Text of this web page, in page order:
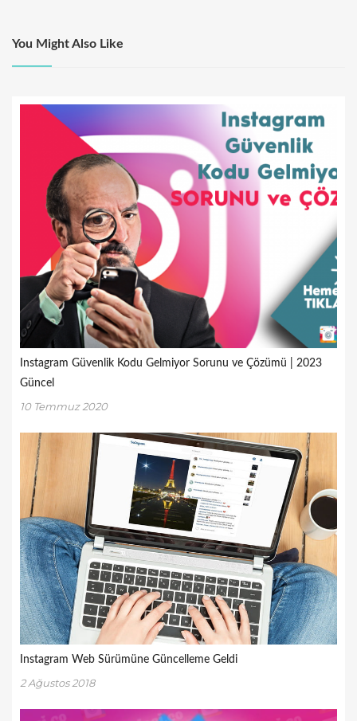
You Might Also Like
Instagram Güvenlik Kodu Gelmiyor Sorunu ve Çözümü | 2023
Güncel
10 Temmuz 2020
Instagram Web Sürümüne Güncelleme Geldi
2 Ağustos 2018